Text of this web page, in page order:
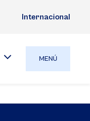
Internacional
MENÚ